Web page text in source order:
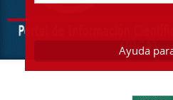
Ayuda